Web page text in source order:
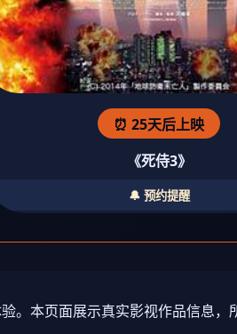
⏰ 25天后上映
《死侍3》
🔔 预约提醒
。本页面展示真实影视作品信息，